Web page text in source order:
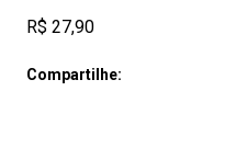
R$ 27,90
Compartilhe: